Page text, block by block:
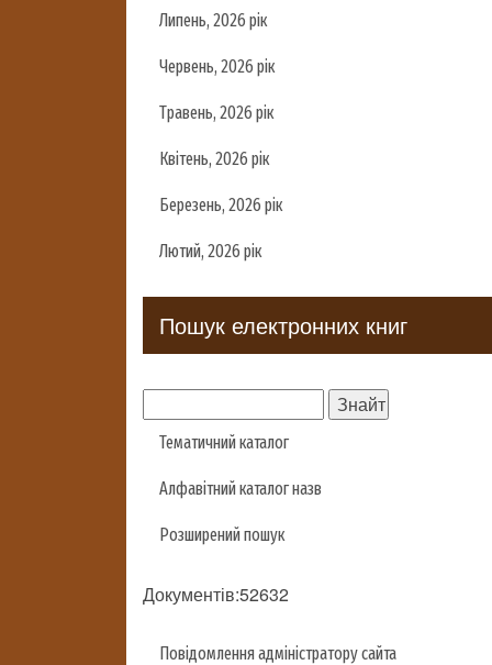
Липень, 2026 рік
Червень, 2026 рік
Травень, 2026 рік
Квітень, 2026 рік
Березень, 2026 рік
Лютий, 2026 рік
Пошук електронних книг
Тематичний каталог
Алфавітний каталог назв
Розширений пошук
Документів:52632
Повідомлення адміністратору сайта